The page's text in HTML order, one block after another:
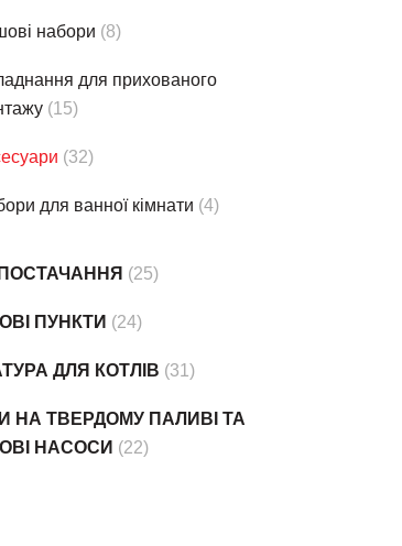
набори (8)
для прихованого
(15)
(32)
для ванної кімнати (4)
(25)
ПУНКТИ (24)
ДЛЯ КОТЛІВ (31)
НА ТВЕРДОМУ ПАЛИВІ ТА
НАСОСИ (22)